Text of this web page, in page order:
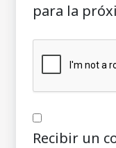
para la
Recibir un